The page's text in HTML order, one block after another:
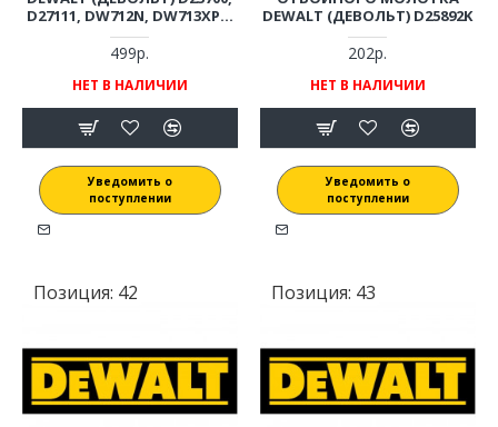
D27111, DW712N, DW713XPS,
DWS713, D28700, МОЛОТКА
D25892K
499р.
НЕТ В НАЛИЧИИ
Уведомить о
поступлении
DEWALT (ДЕВОЛЬТ) D25892K
202р.
НЕТ В НАЛИЧИИ
Уведомить о
поступлении
Позиция: 42 Позиция: 43